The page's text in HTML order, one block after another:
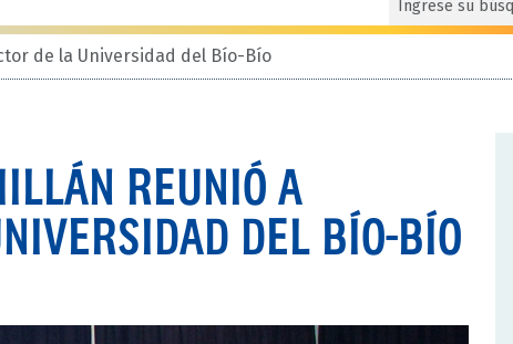
de la Universidad del Bío-Bío
REUNIÓ A
DEL BÍO-BÍO